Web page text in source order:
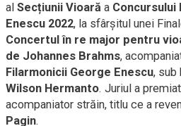
al Secțiunii Vioară a Concursului
Enescu 2022, la sfârșitul unei
Concertul în re major pentru
de Johannes Brahms,
Filarmonicii George Enescu, sub
Wilson Hermanto. Juriul a
acompaniator străin, titlu ce a
Pagin.